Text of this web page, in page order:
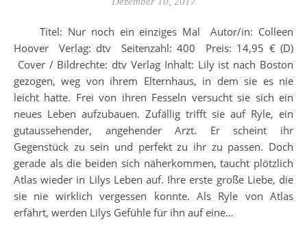
Titel: Nur noch ein einziges Mal Autor/in: Colleen
Hoover Verlag: dtv Seitenzahl: 400 Preis: 14,95 € (D)
Cover / Bildrechte: dtv Verlag Inhalt: Lily ist nach Boston
gezogen, weg von ihrem Elternhaus, in dem sie es nie
leicht hatte. Frei von ihren Fesseln versucht sie sich ein
neues Leben aufzubauen. Zufällig trifft sie auf Ryle, ein
gutaussehender, angehender Arzt. Er scheint ihr
Gegenstück zu sein und perfekt zu ihr zu passen. Doch
gerade als die beiden sich näherkommen, taucht plötzlich
Atlas wieder in Lilys Leben auf. Ihre erste große Liebe, die
sie nie wirklich vergessen konnte. Als Ryle von Atlas
erfährt, werden Lilys Gefühle für ihn auf eine…